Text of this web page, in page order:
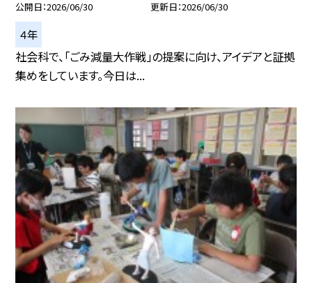
公開日 2026/06/30 更新日 2026/06/30
４年
社会科で、「ごみ減量大作戦」の提案に向け、アイデアと証拠
集めをしています。今日は...